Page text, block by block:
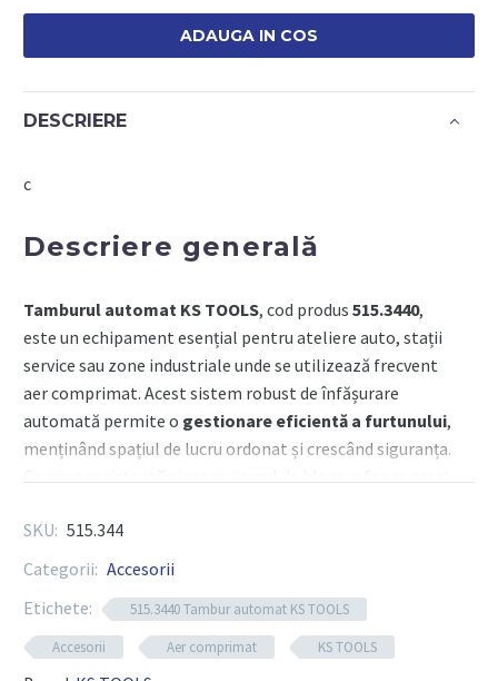
rularea
furtunului
de
x
ADAUGA IN COS
DESCRIERE
c
Descriere generală
Tamburul automat KS TOOLS, cod produs 515.3440,
este un echipament esențial pentru ateliere auto, stații
service sau zone industriale unde se utilizează frecvent
aer comprimat. Acest sistem robust de înfășurare
automată permite o gestionare eficientă a furtunului,
menținând spațiul de lucru ordonat și crescând siguranța.
Carcasa rezistentă și mecanismul de blocare fac ca acest
Componente tehnice
Lungime furtun: 15 metri
SKU: 515.344
Categorii: Accesorii
Etichete:
515.3440 Tambur automat KS TOOLS
Accesorii
Aer comprimat KS TOOLS